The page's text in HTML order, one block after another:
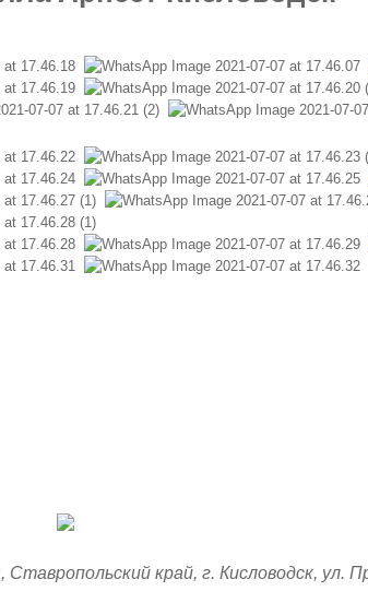
Ставропольский край, г. Кисловодск, ул.